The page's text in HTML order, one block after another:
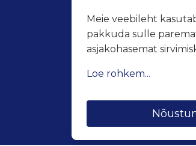
Meie veebileht
pakkuda sulle
asjakohasemat
Loe rohkem...
Küpsiseid